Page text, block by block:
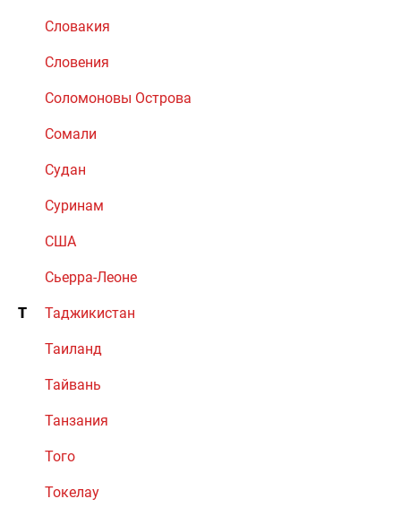
Словакия
Словения
Соломоновы Острова
Сомали
Судан
Суринам
США
Сьерра-Леоне
Т Таджикистан
Таиланд
Тайвань
Танзания
Того
Токелау